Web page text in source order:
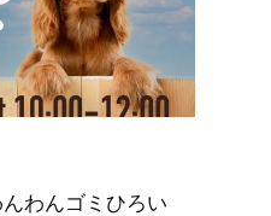
わんゴミひろい